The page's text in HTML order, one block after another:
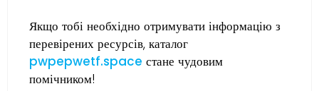
Якщо тобі необхідно отримувати інформацію з
перевірених ресурсів, каталог
pwpepwetf.space стане чудовим
помічником!